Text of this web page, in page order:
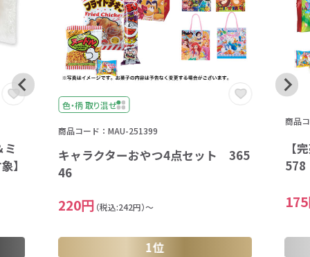
ミ
】
色・柄 取り混ぜ
商品コード：MAU-251399
キャラクターおやつ4点セット 365
46
220円 （税込:242円）～
1位
商品
【